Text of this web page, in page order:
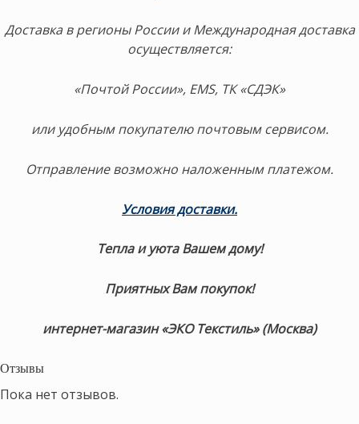
Доставка в регионы России и Международная доставка
осуществляется:
«Почтой России», EMS, ТК «СДЭК»
или удобным покупателю почтовым сервисом.
Отправление возможно наложенным платежом.
Условия доставки.
Тепла и уюта Вашем дому!
Приятных Вам покупок!
интернет-магазин «ЭКО Текстиль» (Москва)
Отзывы
Пока нет отзывов.